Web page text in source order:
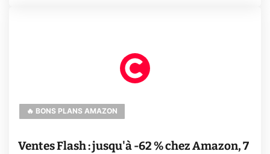
🔥 BONS PLANS AMAZON
Ventes Flash : jusqu'à -62 % chez Amazon, 7